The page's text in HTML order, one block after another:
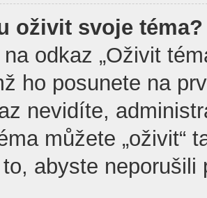
oživit svoje téma?
odkaz „Oživit
ho posunete na
nevidíte,
můžete „oživit“
abyste neporušili